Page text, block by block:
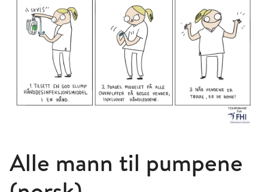
Alle mann til pumpene